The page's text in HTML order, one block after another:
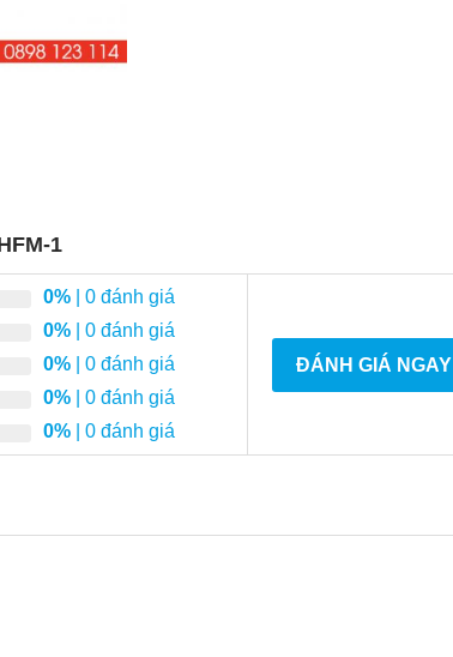
1
0% | 0 đánh giá
0% | 0 đánh giá
0% | 0 đánh giá
0% | 0 đánh giá
0% | 0 đánh giá
ĐÁNH GIÁ NGAY